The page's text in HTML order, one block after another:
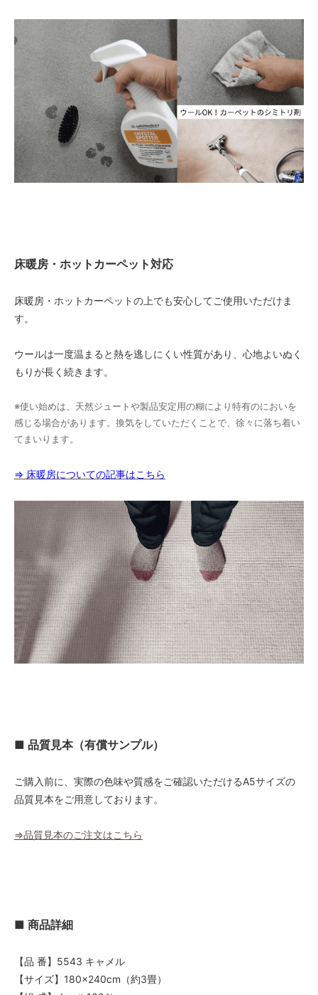
床暖房・ホットカーペット対応
床暖房・ホットカーペットの上でも安心してご使用いただけま
す。
ウールは一度温まると熱を逃しにくい性質があり、心地よいぬく
もりが長く続きます。
※使い始めは、天然ジュートや製品安定用の糊により特有のにおいを
感じる場合があります。換気をしていただくことで、徐々に落ち着い
てまいります。
⇒ 床暖房についての記事はこちら
■ 品質見本（有償サンプル）
ご購入前に、実際の色味や質感をご確認いただけるA5サイズの
品質見本をご用意しております。
⇒品質見本のご注文はこちら
■ 商品詳細
【品 番】5543 キャメル
【サイズ】180×240cm（約3畳）